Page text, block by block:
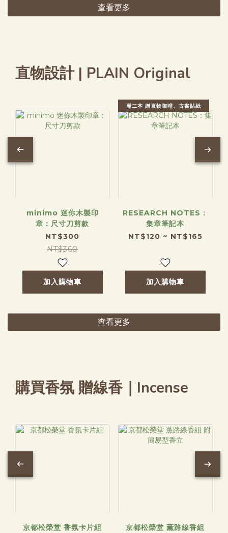
查看更多
直物設計 | PLAIN Original
minimo 迷你木製印
章：尺寸刀剪款
NT$300
NT$360
加入購物車
滿二本 贈直物咖啡、古書貼紙
RESEARCH NOTES：
集章筆記本
NT$120 ~ NT$165
加入購物車
查看更多
購買香氛 贈線香｜Incense
京都松榮堂 香氛卡片組
京都松榮堂 薫路線香組